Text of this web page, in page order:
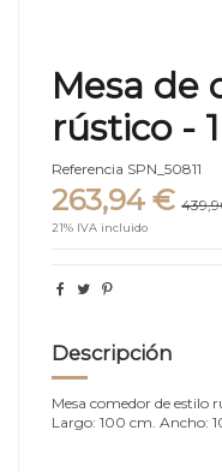
Mesa de
rústico -
Referencia SPN_50811
263,94 €
21% IVA incluido
Descripción
Mesa comedor de estilo
Largo: 100 cm. Ancho: